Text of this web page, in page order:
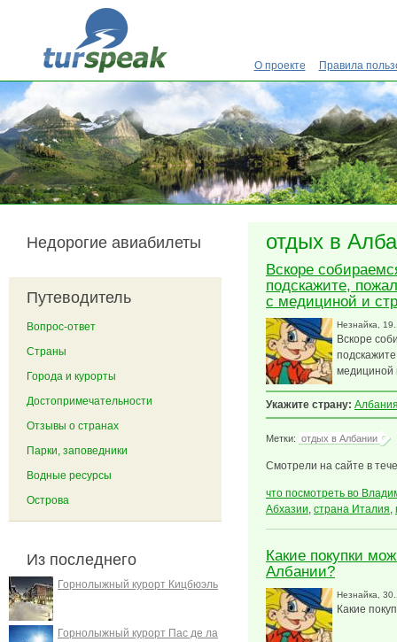
Перейти к основному содержанию
О проекте Правила
отдых в
Вскоре
подскажите,
с медициной и
Незнайка ,
Вскоре
медициной
Укажите страну:
Метки: отдых в Албании
Смотрели на сайте в
что посмотреть во
Абхазии, страна Италия,
Какие покупки
Албании?
Незнайка ,
Какие
Недорогие авиабилеты
Путеводитель
Вопрос-ответ
Страны
Города и курорты
Достопримечательности
Отзывы о странах
Парки, заповедники
Водные ресурсы
Острова
Из последнего
Горнолыжный курорт Кицбюэль
Горнолыжный курорт Пас де ла